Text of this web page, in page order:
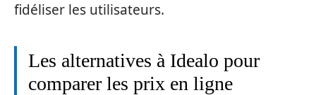
fidéliser les utilisateurs.
Les alternatives à Idealo pour
comparer les prix en ligne